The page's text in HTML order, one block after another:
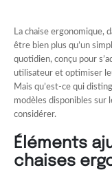
La chaise ergonomique,
être bien plus qu’un
quotidien, conçu pour
utilisateur et optimiser
Mais qu’est-ce qui
modèles disponibles sur
considérer.
Éléments
chaises